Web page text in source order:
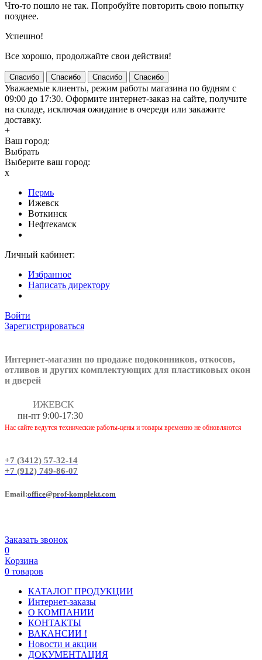
Что-то пошло не так. Попробуйте повторить свою попытку
позднее.
Успешно!
Все хорошо, продолжайте свои действия!
Спасибо Спасибо Спасибо Спасибо
Уважаемые клиенты, режим работы магазина по будням с
09:00 до 17:30. Оформите интернет-заказ на сайте, получите
на складе, исключая ожидание в очереди или закажите
доставку.
+
Ваш город:
Выбрать
Выберите ваш город:
x
Пермь
Ижевск
Воткинск
Нефтекамск
Личный кабинет:
Избранное
Написать директору
Войти
Зарегистрироваться
Интернет-магазин по продаже подоконников, откосов,
отливов и других комплектующих для пластиковых окон
и дверей
ИЖЕВСК
пн-пт 9:00-17:30
Нас сайте ведутся технические работы-цены и товары временно не обновляются
+7 (3412) 57-32-14
+7 (912) 749-86-07
Еmail:office@prof-komplekt.com
Заказать звонок
0
Корзина
0 товаров
КАТАЛОГ ПРОДУКЦИИ
Интернет-заказы
О КОМПАНИИ
КОНТАКТЫ
ВАКАНСИИ !
Новости и акции
ДОКУМЕНТАЦИЯ